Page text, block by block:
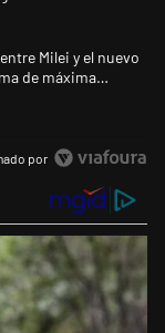
león": el eufórico
Milei y el nuevo
de máxima
por